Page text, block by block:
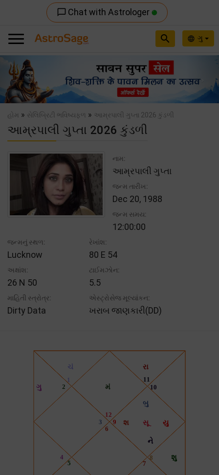
chat_bubble_outline Chat with Astrologer
language ગુ
search
Previous
હોમ » સેલિબ્રિટી ભવિષ્યફળ » આમ્રપાલી ગુપ્તા 2026 કુંડળી
આમ્રપાલી ગુપ્તા 2026 કુંડળી
નામ:
આમ્રપાલી ગુપ્તા
જન્મ તારીખ:
Dec 20, 1988
જન્મ સમય:
12:00:00
જન્મનું સ્થળ:
Lucknow
રેખાંશ:
80 E 54
અક્ષાંશ:
26 N 50
ટાઈમઝોન:
5.5
માહિતી સ્ત્રોત્ર:
Dirty Data
એસ્ટ્રોસેજ મૂલ્યાંકન:
ખરાબ જાણકારી(DD)